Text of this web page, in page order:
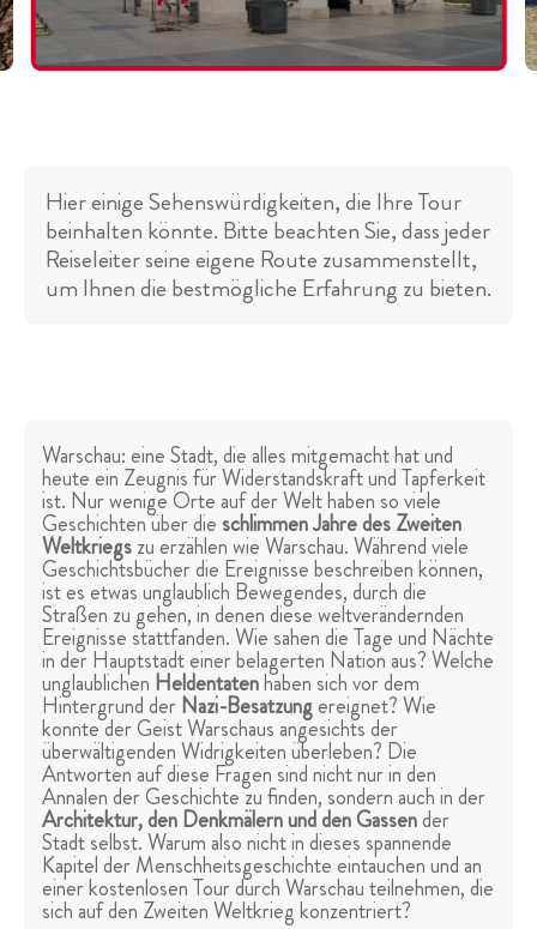
Hier einige Sehenswürdigkeiten, die Ihre Tour
beinhalten könnte. Bitte beachten Sie, dass jeder
Reiseleiter seine eigene Route zusammenstellt,
um Ihnen die bestmögliche Erfahrung zu bieten.
Warschau: eine Stadt, die alles mitgemacht hat und
heute ein Zeugnis für Widerstandskraft und Tapferkeit
ist. Nur wenige Orte auf der Welt haben so viele
Geschichten über die schlimmen Jahre des Zweiten
Weltkriegszu erzählen wie Warschau. Während viele
Geschichtsbücher die Ereignisse beschreiben können,
ist es etwas unglaublich Bewegendes, durch die
Straßen zu gehen, in denen diese weltverändernden
Ereignisse stattfanden. Wie sahen die Tage und Nächte
in der Hauptstadt einer belagerten Nation aus? Welche
unglaublichen Heldentatenhaben sich vor dem
Hintergrund derNazi-Besatzungereignet? Wie
konnte der Geist Warschaus angesichts der
überwältigenden Widrigkeiten überleben? Die
Antworten auf diese Fragen sind nicht nur in den
Annalen der Geschichte zu finden, sondern auch in der
Architektur, den Denkmälern und den Gassender
Stadt selbst. Warum also nicht in dieses spannende
Kapitel der Menschheitsgeschichte eintauchen und an
einer kostenlosen Tour durch Warschau teilnehmen, die
sich auf den Zweiten Weltkrieg konzentriert?